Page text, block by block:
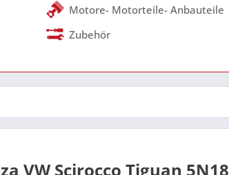
Motore- Motorteile- Anbauteile
Zubehör
VW Scirocco Tiguan